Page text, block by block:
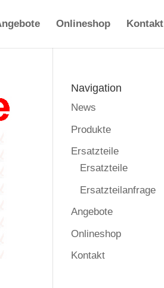
Onlineshop Kontakt
Navigation
News
Produkte
Ersatzteile
Ersatzteile
Ersatzteilanfrage
Angebote
Onlineshop
Kontakt